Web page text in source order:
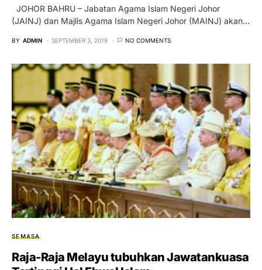
JOHOR BAHRU – Jabatan Agama Islam Negeri Johor
(JAINJ) dan Majlis Agama Islam Negeri Johor (MAINJ) akan…
BY ADMIN SEPTEMBER 3, 2019 NO COMMENTS
SEMASA
Raja-Raja Melayu tubuhkan Jawatankuasa